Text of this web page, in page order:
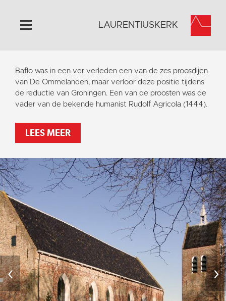
Home
Algemeen
Historie
Activiteiten
Contact
Vaktaal
LAURENTIUSKERK
Baflo was in een ver verleden een van de zes proosdijen
van De Ommelanden, maar verloor deze positie tijdens
de reductie van Groningen. Een van de proosten was de
vader van de bekende humanist Rudolf Agricola (1444).
LEES MEER
‹ ›